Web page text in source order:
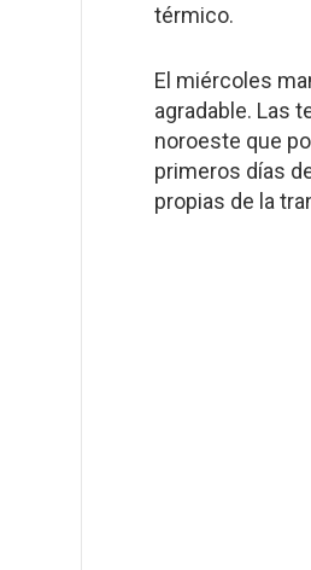
térmico.
El miércoles
agradable. Las
noroeste que
primeros días
propias de la